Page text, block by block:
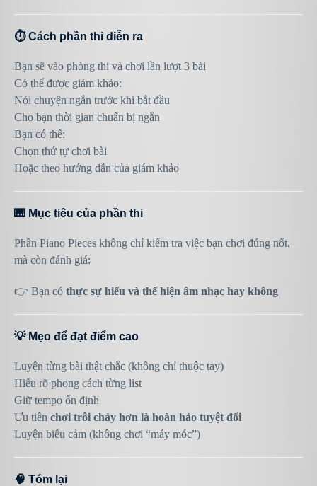
⏱️ Cách phần thi diễn ra
Bạn sẽ vào phòng thi và chơi lần lượt 3 bài
Có thể được giám khảo:
Nói chuyện ngắn trước khi bắt đầu
Cho bạn thời gian chuẩn bị ngắn
Bạn có thể:
Chọn thứ tự chơi bài
Hoặc theo hướng dẫn của giám khảo
🎹 Mục tiêu của phần thi
Phần Piano Pieces không chỉ kiểm tra việc bạn chơi đúng nốt,
mà còn đánh giá:
👉 Bạn có thực sự hiểu và thể hiện âm nhạc hay không
💡 Mẹo để đạt điểm cao
Luyện từng bài thật chắc (không chỉ thuộc tay)
Hiểu rõ phong cách từng list
Giữ tempo ổn định
Ưu tiên chơi trôi chảy hơn là hoàn hảo tuyệt đối
Luyện biểu cảm (không chơi “máy móc”)
🧠 Tóm lại